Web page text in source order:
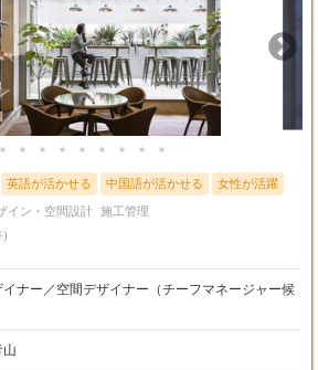
握し、コントロールする面白さがあります。
英語が活かせる 中国語が活かせる 女性が活躍
イン・空間設計 施工管理
)
ナー／空間デザイナー（チーフマネージャー候
山